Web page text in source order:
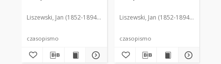
Liszewski, Jan (1852-1894). Red.
czasopismo
Liszewski, Jan (1852-1894). Red.
czasopismo